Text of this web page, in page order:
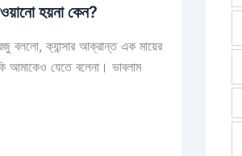
হয়না কেন?
বললো, ক্যান্সার আক্রান্ত এক মায়ের
যেতে বলেনা। ভাবলাম